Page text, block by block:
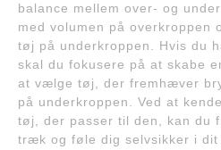
balance mellem over- og
med volumen på overkroppen
tøj på underkroppen. Hvis du
skal du fokusere på at skabe
at vælge tøj, der fremhæver
på underkroppen. Ved at
tøj, der passer til den, kan du
træk og føle dig selvsikker i dit